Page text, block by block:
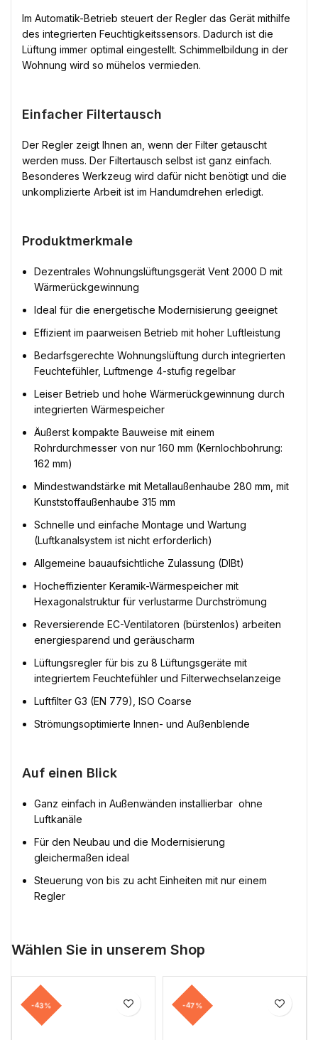
Im Automatik-Betrieb steuert der Regler das Gerät mithilfe
des integrierten Feuchtigkeitssensors. Dadurch ist die
Lüftung immer optimal eingestellt. Schimmelbildung in der
Wohnung wird so mühelos vermieden.
Einfacher Filtertausch
Der Regler zeigt Ihnen an, wenn der Filter getauscht
werden muss. Der Filtertausch selbst ist ganz einfach.
Besonderes Werkzeug wird dafür nicht benötigt und die
unkomplizierte Arbeit ist im Handumdrehen erledigt.
Produktmerkmale
Dezentrales Wohnungslüftungsgerät Vent 2000 D mit
Wärmerückgewinnung
Ideal für die energetische Modernisierung geeignet
Effizient im paarweisen Betrieb mit hoher Luftleistung
Bedarfsgerechte Wohnungslüftung durch integrierten
Feuchtefühler, Luftmenge 4-stufig regelbar
Leiser Betrieb und hohe Wärmerückgewinnung durch
integrierten Wärmespeicher
Äußerst kompakte Bauweise mit einem
Rohrdurchmesser von nur 160 mm (Kernlochbohrung:
162 mm)
Mindestwandstärke mit Metallaußenhaube 280 mm, mit
Kunststoffaußenhaube 315 mm
Schnelle und einfache Montage und Wartung
(Luftkanalsystem ist nicht erforderlich)
Allgemeine bauaufsichtliche Zulassung (DIBt)
Hocheffizienter Keramik-Wärmespeicher mit
Hexagonalstruktur für verlustarme Durchströmung
Reversierende EC-Ventilatoren (bürstenlos) arbeiten
energiesparend und geräuscharm
Lüftungsregler für bis zu 8 Lüftungsgeräte mit
integriertem Feuchtefühler und Filterwechselanzeige
Luftfilter G3 (EN 779), ISO Coarse
Strömungsoptimierte Innen- und Außenblende
Auf einen Blick
Ganz einfach in Außenwänden installierbar  ohne
Luftkanäle
Für den Neubau und die Modernisierung
gleichermaßen ideal
Steuerung von bis zu acht Einheiten mit nur einem
Regler
Wählen Sie in unserem Shop
-43% -47%